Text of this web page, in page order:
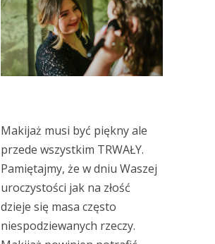
Makijaż musi być piękny ale
przede wszystkim TRWAŁY.
Pamiętajmy, że w dniu Waszej
uroczystości jak na złość
dzieje się masa często
niespodziewanych rzeczy.